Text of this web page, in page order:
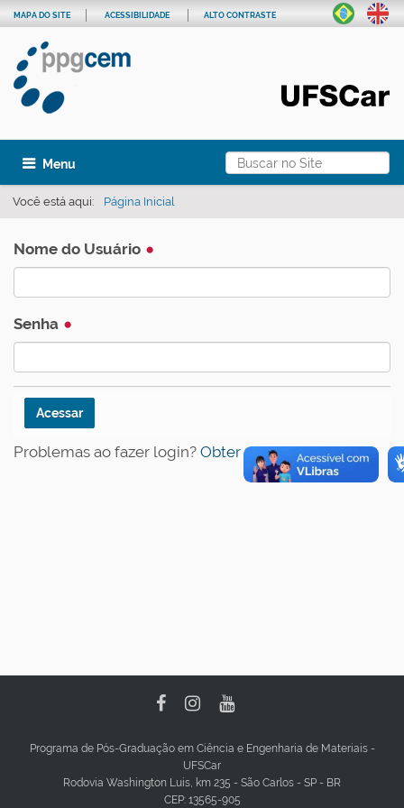
Busca
Busca Avançada…
MAPA DO SITE ACESSIBILIDADE ALTO CONTRASTE
Toggle navigation
Você está aqui: Página Inicial
Nome do Usuário
Senha
Problemas ao fazer login? Obter ajuda.
Programa de Pós-Graduação em Ciência e Engenharia de Materiais -
UFSCar
Rodovia Washington Luis, km 235 - São Carlos - SP - BR
CEP: 13565-905